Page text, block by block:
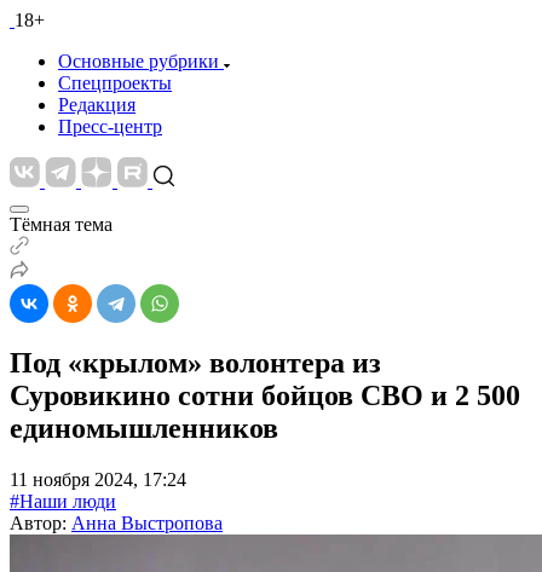
18+
Основные рубрики
Спецпроекты
Редакция
Пресс-центр
Тёмная тема
Под «крылом» волонтера из
Суровикино сотни бойцов СВО и 2 500
единомышленников
11 ноября 2024, 17:24
#Наши люди
Автор: Анна Выстропова